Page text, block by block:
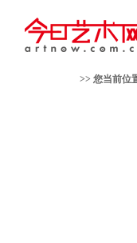
>> 您当前位